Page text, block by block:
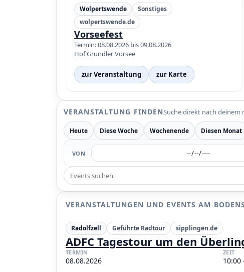
Wolpertswende
Sonstiges
wolpertswende.de
Vorseefest
Termin: 08.08.2026 bis 09.08.2026
Hof Grundler Vorsee
zur Veranstaltung zur Karte
VERANSTALTUNG FINDENSuche direkt nach
Heute Diese Woche Wochenende Diesen Monat
VON
VERANSTALTUNGEN UND EVENTS AM
Radolfzell Geführte Radtour sipplingen.de
ADFC Tagestour um den
TERMIN
08.08.2026
ZEIT
10:00